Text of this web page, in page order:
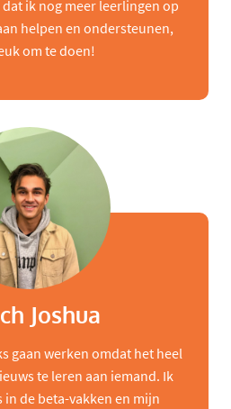
ik nog meer leerlingen op
helpen en ondersteunen,
om te doen!
Joshua
gaan werken omdat het heel
te leren aan iemand. Ik
in de beta-vakken en mijn